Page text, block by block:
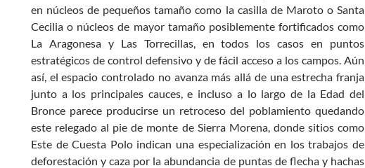
en núcleos de pequeños tamaño como la casilla de Maroto o Santa
Cecilia o núcleos de mayor tamaño posiblemente fortificados como
La Aragonesa y Las Torrecillas, en todos los casos en puntos
estratégicos de control defensivo y de fácil acceso a los campos. Aún
así, el espacio controlado no avanza más allá de una estrecha franja
junto a los principales cauces, e incluso a lo largo de la Edad del
Bronce parece producirse un retroceso del poblamiento quedando
este relegado al pie de monte de Sierra Morena, donde sitios como
Este de Cuesta Polo indican una especialización en los trabajos de
deforestación y caza por la abundancia de puntas de flecha y hachas